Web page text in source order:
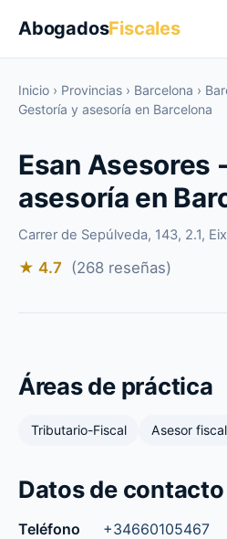
AbogadosFiscales
Inicio › Provincias › Barcelona ›
Gestoría y asesoría en Barcelona
Esan Asesores
asesoría en
Carrer de Sepúlveda, 143, 2.1,
★ 4.7 (268 reseñas)
Áreas de práctica
Tributario-Fiscal Asesor fiscal
Datos de contacto
Teléfono
+34660105467